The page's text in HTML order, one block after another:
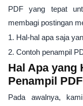
PDF yang tepat
membagi postingan
1. Hal-hal apa saja
2. Contoh penampil
Hal Apa yang
Penampil PDF
Pada awalnya,